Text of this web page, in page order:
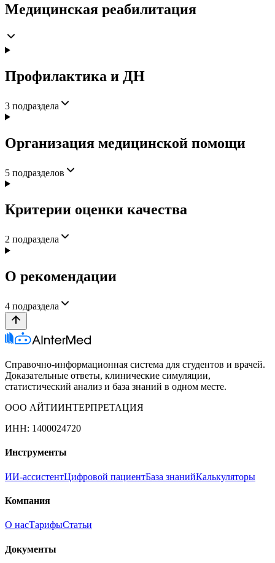
Медицинская реабилитация
Профилактика и ДН
3 подраздела
Организация медицинской помощи
5 подразделов
Критерии оценки качества
2 подраздела
О рекомендации
4 подраздела
Справочно-информационная система для студентов и врачей.
Доказательные ответы, клинические симуляции,
статистический анализ и база знаний в одном месте.
ООО АЙТИИНТЕРПРЕТАЦИЯ
ИНН: 1400024720
Инструменты
ИИ-ассистентЦифровой пациентБаза знанийКалькуляторы
Компания
О насТарифыСтатьи
Документы